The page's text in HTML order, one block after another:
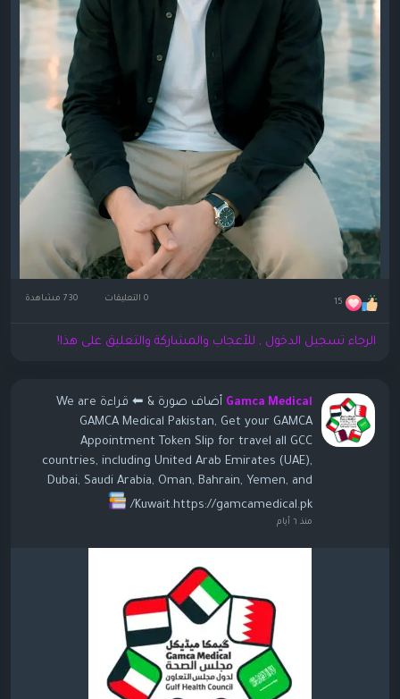
15 0 التعليقات
الرجاء تسجيل الدخول , للأعجاب والمشاركة والتعليق على هذا!
Gamca Medical أضاف صورة
& ⬅ قراءة We are
GAMCA Medical Pakistan, Get your GAMCA
Appointment Token Slip for travel all GCC
countries, including United Arab Emirates (UAE),
Dubai, Saudi Arabia, Oman, Bahrain, Yemen, and
Kuwait.https://gamcamedical.pk/
منذ ٦ أيام